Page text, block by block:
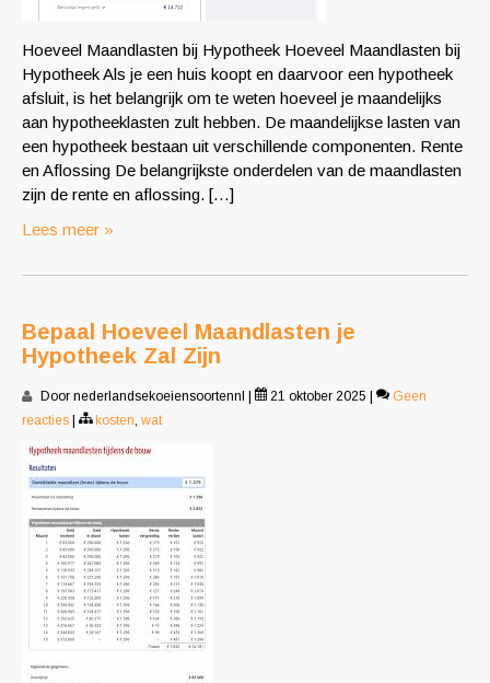
Hoeveel Maandlasten bij Hypotheek Hoeveel Maandlasten bij
Hypotheek Als je een huis koopt en daarvoor een hypotheek
afsluit, is het belangrijk om te weten hoeveel je maandelijks
aan hypotheeklasten zult hebben. De maandelijkse lasten van
een hypotheek bestaan uit verschillende componenten. Rente
en Aflossing De belangrijkste onderdelen van de maandlasten
zijn de rente en aflossing. […]
Lees meer »
Bepaal Hoeveel Maandlasten je
Hypotheek Zal Zijn
Door nederlandsekoeiensoortennl | 21 oktober 2025 |
Geen
reacties | kosten wat